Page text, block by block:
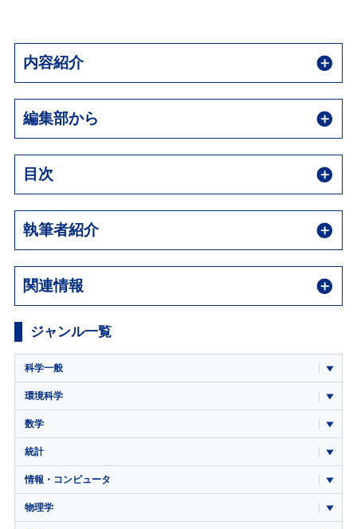
内容紹介
編集部から
目次
執筆者紹介
関連情報
ジャンル一覧
科学一般
環境科学
数学
統計
情報・コンピュータ
物理学